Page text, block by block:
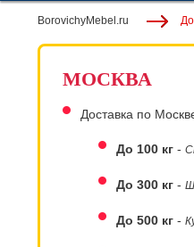
BorovichyMebel.ru
МОСКВА
Доставка по
До 100 кг -
До 300 кг -
До 500 кг -